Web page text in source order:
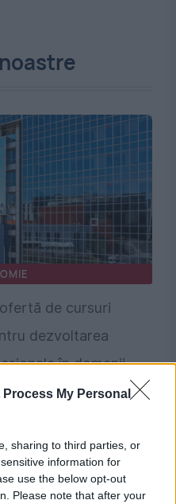
Process My Personal
sharing to third parties, or
information for
use the below opt-out
Please note that after your
de cursuri
dezvoltarea
în domenii
strategice